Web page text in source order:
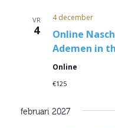
VR
4
Online
Ademen in
4 december
Online
€125
februari 2027